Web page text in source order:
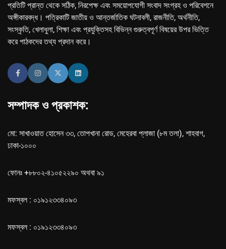
প্রতিটি প্রান্ত থেকে সঠিক, নিরপেক্ষ এবং সময়োপযোগী সংবাদ সংগ্রহ ও পরিবেশনে
অঙ্গীকারবদ্ধ। পত্রিকাটি জাতীয় ও আন্তর্জাতিক ঘটনাবলী, রাজনীতি, অর্থনীতি,
সংস্কৃতি, খেলাধুলা, শিক্ষা এবং প্রযুক্তিসহ বিভিন্ন গুরুত্বপূর্ণ বিষয়ের উপর ভিত্তি
করে পাঠকদের তথ্য প্রদান করে।
সম্পাদক ও প্রকাশক:
মো: সাখাওয়াত হোসেন ৩৩, তোপখানা রোড, মেহেরবা প্লাজা (৮ম তলা), শাহবাগ,
ঢাকা-১০০০
ফোনঃ +৮৮০২-৪১০৫২২৯০ অথবা ৯১
মফস্বল : ০১৯১২৩৩৪০৯৩
মফস্বল : ০১৯১২৩৩৪০৯৩